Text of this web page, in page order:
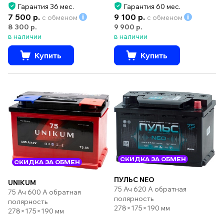
Гарантия 36 мес.
7 500 р. с обменом
8 300 р.
в наличии
Купить
Гарантия 60 мес.
9 100 р. с обменом
9 900 р.
в наличии
Купить
СКИДКА ЗА ОБМЕН
UNIKUM
75 Ач 600 А обратная
полярность
278×175×190 мм
СКИДКА ЗА ОБМЕН
ПУЛЬС NEO
75 Ач 620 А обратная
полярность
278×175×190 мм